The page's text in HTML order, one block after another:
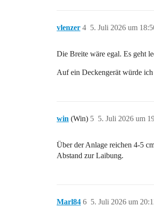
vlenzer 5. Juli 2026 um
4
Die Breite wäre egal. Es geht
Auf ein Deckengerät würde
win (Win) 5. Juli 2026 um
5
Über der Anlage reichen 4-5
Abstand zur Laibung.
Marl84 5. Juli 2026 um
6